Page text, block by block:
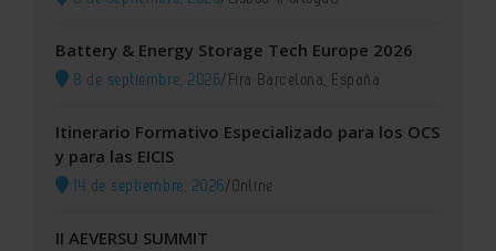
Battery & Energy Storage Tech Europe 2026
8 de septiembre, 2026/Fira Barcelona, España
Itinerario Formativo Especializado para los OCS
y para las EICIS
14 de septiembre, 2026/Online
II AEVERSU SUMMIT